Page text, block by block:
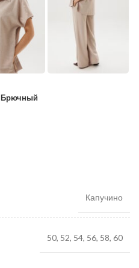
Брючный
Капучино
50, 52, 54, 56, 58, 60